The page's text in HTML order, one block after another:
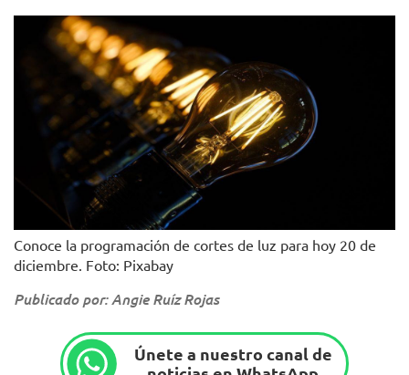
Conoce la programación de cortes de luz para hoy 20 de
diciembre. Foto: Pixabay
Publicado por: Angie Ruíz Rojas
Únete a nuestro canal de